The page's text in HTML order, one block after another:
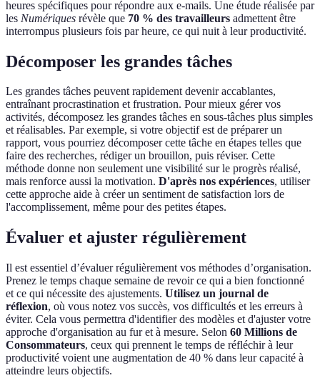
heures spécifiques pour répondre aux e-mails. Une étude réalisée par
les Numériques révèle que 70 % des travailleurs admettent être
interrompus plusieurs fois par heure, ce qui nuit à leur productivité.
Décomposer les grandes tâches
Les grandes tâches peuvent rapidement devenir accablantes,
entraînant procrastination et frustration. Pour mieux gérer vos
activités, décomposez les grandes tâches en sous-tâches plus simples
et réalisables. Par exemple, si votre objectif est de préparer un
rapport, vous pourriez décomposer cette tâche en étapes telles que
faire des recherches, rédiger un brouillon, puis réviser. Cette
méthode donne non seulement une visibilité sur le progrès réalisé,
mais renforce aussi la motivation. D'après nos expériences, utiliser
cette approche aide à créer un sentiment de satisfaction lors de
l'accomplissement, même pour des petites étapes.
Évaluer et ajuster régulièrement
Il est essentiel d’évaluer régulièrement vos méthodes d’organisation.
Prenez le temps chaque semaine de revoir ce qui a bien fonctionné
et ce qui nécessite des ajustements. Utilisez un journal de
réflexion, où vous notez vos succès, vos difficultés et les erreurs à
éviter. Cela vous permettra d'identifier des modèles et d'ajuster votre
approche d'organisation au fur et à mesure. Selon 60 Millions de
Consommateurs, ceux qui prennent le temps de réfléchir à leur
productivité voient une augmentation de 40 % dans leur capacité à
atteindre leurs objectifs.